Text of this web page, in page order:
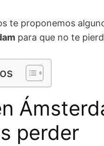
te proponemos
para que no te
perder